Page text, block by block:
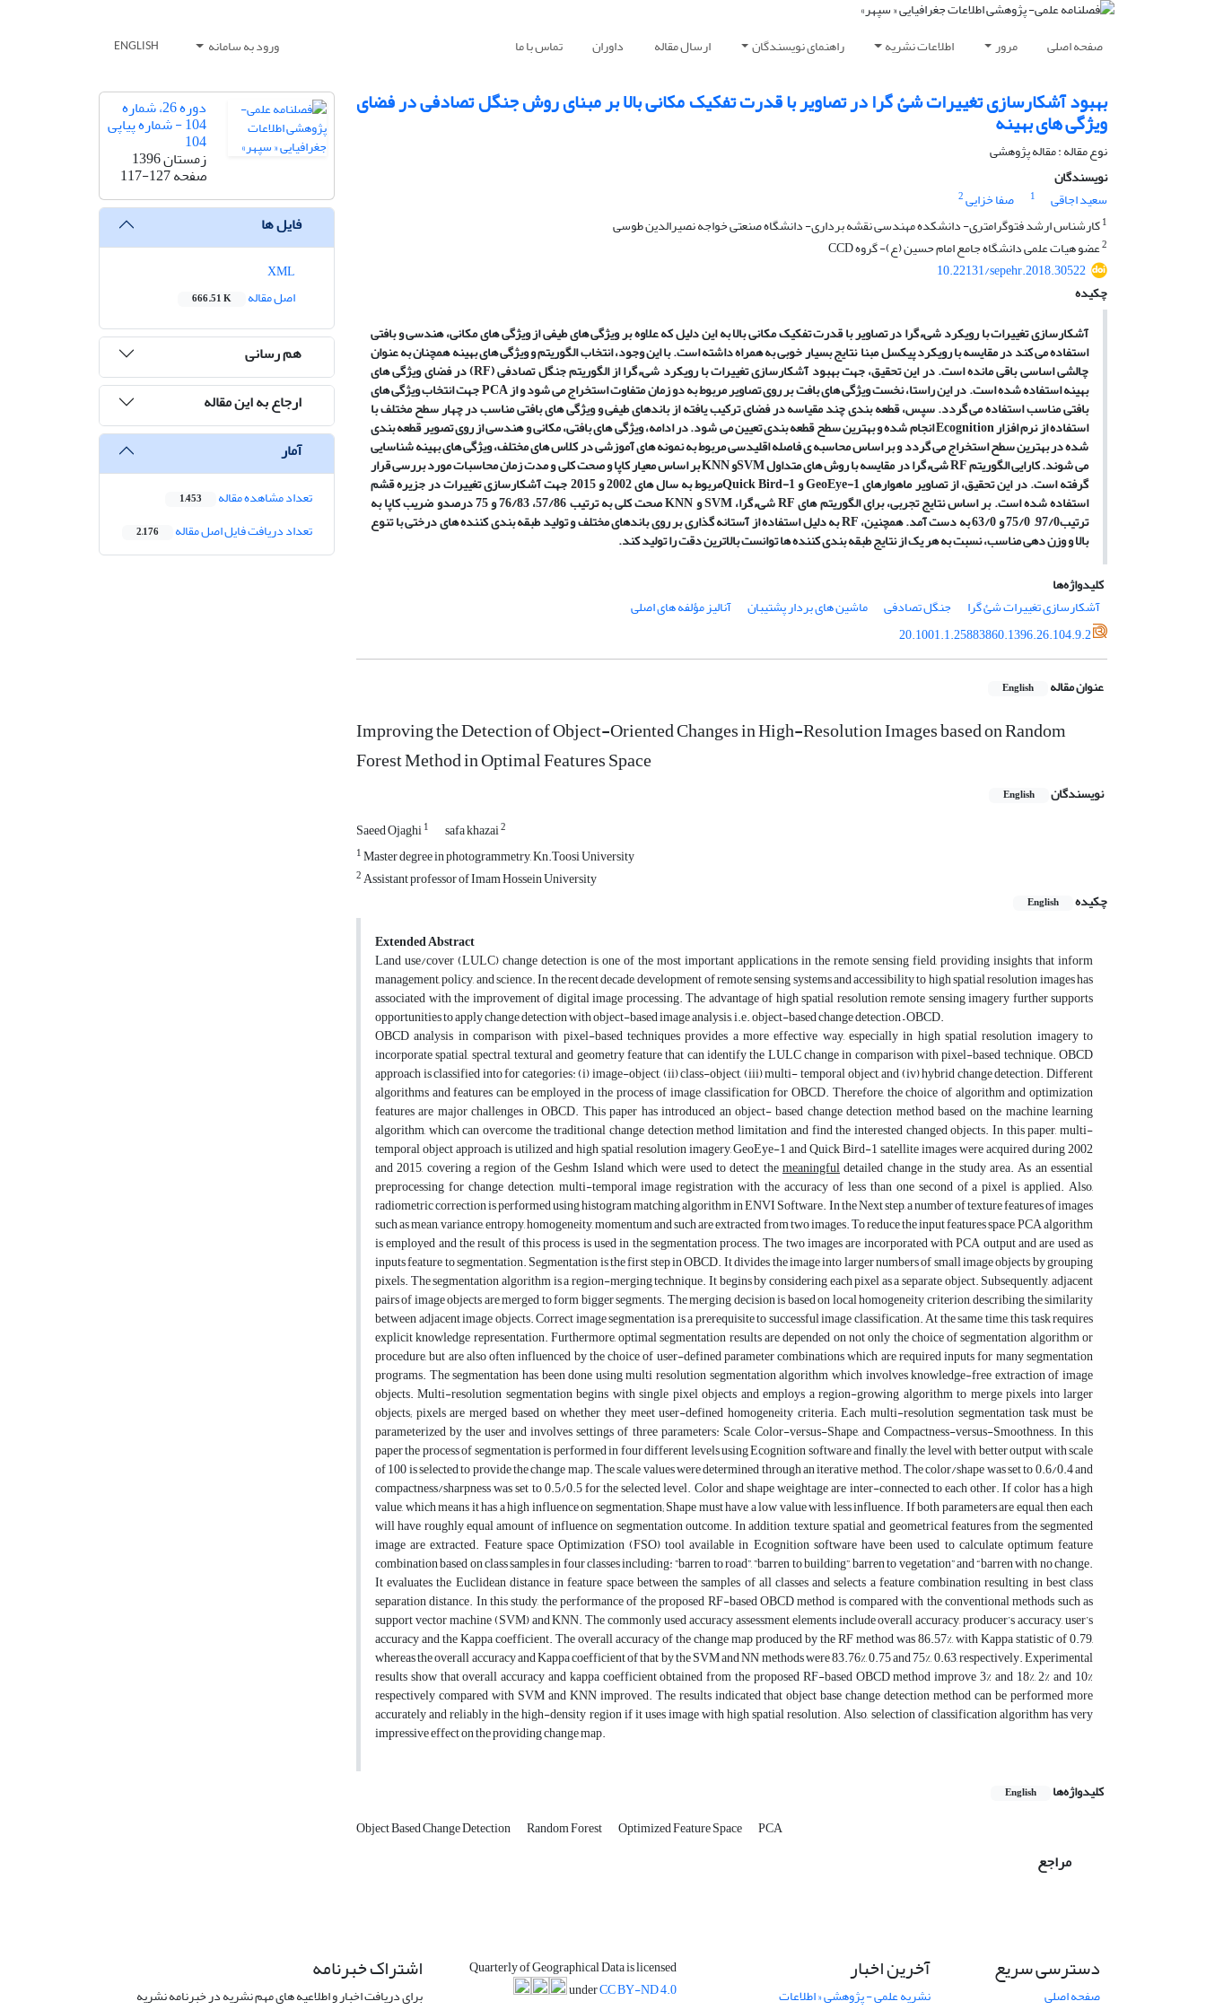
صفحه اصلی مرور اطلاعات نشریه راهنمای نویسندگان ارسال مقاله داوران تماس با ما ورود به سامانه ENGLISH
بهبود آشکارسازی تغییرات شئ گرا در تصاویر با قدرت تفکیک مکانی بالا بر مبنای روش جنگل تصادفی در فضای
ویژگی های بهینه
نوع مقاله : مقاله پژوهشی
نویسندگان
سعید اجاقی
1 صفا خزایی2
1کارشناس ارشد فتوگرامتری- دانشکده مهندسی نقشه برداری- دانشگاه صنعتی خواجه نصیرالدین طوسی
2عضو هیات علمی دانشگاه جامع امام حسین (ع)- گروه CCD
10.22131/sepehr.2018.30522
چکیده
آشکارسازی تغییرات با رویکرد شیءگرا در تصاویر با قدرت تفکیک مکانی بالا به این دلیل که علاوه بر ویژگی های طیفی از ویژگی های مکانی، هندسی و بافتی
استفاده می کند در مقایسه با رویکرد پیکسل مبنا نتایج بسیار خوبی به همراه داشته است. با این وجود، انتخاب الگوریتم و ویژگی های بهینه همچنان به عنوان
چالشی اساسی باقی مانده است. در این تحقیق، جهت بهبود آشکارسازی تغییرات با رویکرد شیءگرا از الگوریتم جنگل تصادفی (RF) در فضای ویژگی های
بهینه استفاده شده است. در این راستا، نخست ویژگی های بافت بر روی تصاویر مربوط به دو زمان متفاوت استخراج می شود و ازPCAجهت انتخاب ویژگی های
بافتی مناسب استفاده می گردد. سپس، قطعه بندی چند مقیاسه در فضای ترکیب یافته از باندهای طیفی و ویژگی های بافتی مناسب در چهار سطح مختلفبا
استفاده از نرم افزارEcognitionانجام شده و بهترین سطح قطعه بندی تعیین می شود. در ادامه، ویژگی های بافتی، مکانی و هندسی از روی تصویر قطعه بندی
شده در بهترین سطح استخراج می گردد و بر اساس محاسبه ی فاصله اقلیدسی مربوط به نمونه های آموزشی در کلاس های مختلف، ویژگی های بهینه شناسایی
می شوند. کارایی الگوریتمRFشیءگرا در مقایسه با روش های متداولSVMوKNNبر اساس معیار کاپا و صحت کلی و مدت زمان محاسبات مورد بررسی قرار
گرفته است. در این تحقیق، از تصاویر ماهوارهایGeoEye-1وQuick Bird-1 مربوط به سال های 2002 و 2015 جهت آشکارسازی تغییرات در جزیره قشم
استفاده شده است. بر اساس نتایج تجربی، برای الگوریتم هایRFشیءگرا،SVMوKNNصحت کلی به ترتیب 57/86، 76/83 و 75 درصد و ضریب کاپا به
ترتیب97/0, 75/0 و 63/0 به دست آمد. همچنین، RFبه دلیل استفاده از آستانه گذاری بر روی باندهای مختلف و تولید طبقه بندی کننده های درختی با تنوع
بالا و وزن دهی مناسب، نسبت به هر یک از نتایج طبقه بندی کننده ها توانست بالاترین دقت را تولید کند.
کلیدواژه‌ها
آشکارسازی تغییرات شئ گرا
جنگل تصادفی ماشین های بردار پشتیبان
آنالیز مؤلفه های اصلی
20.1001.1.25883860.1396.26.104.9.2
عنوان مقاله English
Improving the Detection of Object-Oriented Changes in High-Resolution Images based on Random
Forest Method in Optimal Features Space
نویسندگان English
Saeed Ojaghi1 safa khazai2
1Master degree in photogrammetry, Kn.Toosi University
2Assistant professor of Imam Hossein University
چکیده
English
Extended Abstract
Land use/cover (LULC) change detection is one of the most important applications in the remote sensing field, providing insights that inform
management, policy, and science. In the recent decade, development of remote sensing systems and accessibility to high spatial resolution images has
associated with the improvement of digital image processing. The advantage of high spatial resolution remote sensing imagery further supports
opportunities to apply change detection with object-based image analysis, i.e. object-based change detection – OBCD.
OBCD analysis in comparison with pixel-based techniques provides a more effective way, especially in high spatial resolution imagery to
incorporate spatial, spectral, textural and geometry feature that can identify the LULC change in comparison with pixel-based technique. OBCD
approach is classified into for categories: (i) image-object, (ii) class-object, (iii) multi- temporal object, and (iv) hybrid change detection. Different
algorithms and features can be employed in the process of image classification for OBCD. Therefore, the choice of algorithm and optimization
features are major challenges in OBCD. This paper has introduced an object- based change detection method based on the machine learning
algorithm, which can overcome the traditional change detection method limitation and find the interested changed objects. In this paper, multi-
temporal object approach is utilized and high spatial resolution imagery, GeoEye-1 and Quick Bird-1 satellite images were acquired during 2002
and 2015, covering a region of the Geshm Island which were used to detect themeaningfuldetailed change in the study area. As an essential
preprocessing for change detection, multi-temporal image registration with the accuracy of less than one second of a pixel is applied. Also,
radiometric correction is performed using histogram matching algorithm in ENVI Software. In the Next step, a number of texture features of images
such as mean, variance, entropy, homogeneity, momentum and such are extracted from two images. To reduce the input features space, PCA algorithm
is employed and the result of this process is used in the segmentation process. The two images are incorporated with PCA output and are used as
inputs feature to segmentation. Segmentation is the first step in OBCD. It divides the image into larger numbers of small image objects by grouping
pixels. The segmentation algorithm is a region-merging technique. It begins by considering each pixel as a separate object. Subsequently, adjacent
pairs of image objects are merged to form bigger segments. The merging decision is based on local homogeneity criterion, describing the similarity
between adjacent image objects. Correct image segmentation is a prerequisite to successful image classification. At the same time, this task requires
explicit knowledge representation. Furthermore, optimal segmentation results are depended on not only the choice of segmentation algorithm or
procedure, but are also often influenced by the choice of user-defined parameter combinations which are required inputs for many segmentation
programs. The segmentation has been done using multi resolution segmentation algorithm which involves knowledge-free extraction of image
objects. Multi-resolution segmentation begins with single pixel objects and employs a region-growing algorithm to merge pixels into larger
objects; pixels are merged based on whether they meet user-defined homogeneity criteria. Each multi-resolution segmentation task must be
parameterized by the user and involves settings of three parameters: Scale, Color-versus-Shape, and Compactness-versus-Smoothness. In this
paper the process of segmentation is performed in four different levels using Ecognition software and finally, the level with better output with scale
of 100 is selected to provide the change map. The scale values were determined through an iterative method. The color/shape was set to 0.6/0.4 and
compactness/sharpness was set to 0.5/0.5 for the selected level. Color and shape weightage are inter-connected to each other. If color has a high
value, which means it has a high influence on segmentation; Shape must have a low value with less influence. If both parameters are equal, then each
will have roughly equal amount of influence on segmentation outcome. In addition, texture, spatial and geometrical features from the segmented
image are extracted. Feature space Optimization (FSO) tool available in Ecognition software have been used to calculate optimum feature
combination based on class samples in four classes including: ”barren to road”, ”barren to building”, barren to vegetation” and “barren with no change.
It evaluates the Euclidean distance in feature space between the samples of all classes and selects a feature combination resulting in best class
separation distance. In this study, the performance of the proposed RF-based OBCD method is compared with the conventional methods such as
support vector machine (SVM) and KNN. The commonly used accuracy assessment elements include overall accuracy, producer’s accuracy, user’s
accuracy and the Kappa coefficient. The overall accuracy of the change map produced by the RF method was 86.57%, with Kappa statistic of 0.79,
whereas the overall accuracy and Kappa coefficient of that by the SVM and NN methods were 83.76%, 0.75 and 75%, 0.63, respectively. Experimental
results show that overall accuracy and kappa coefficient obtained from the proposed RF-based OBCD method improve 3% and 18%, 2% and 10%
respectively compared with SVM and KNN improved. The results indicated that object base change detection method can be performed more
accurately and reliably in the high-density region if it uses image with high spatial resolution. Also, selection of classification algorithm has very
impressive effect on the providing change map.
کلیدواژه‌ها English
Object Based Change Detection Random Forest Optimized Feature Space PCA
مراجع
دوره 26، شماره
104 - شماره پیاپی
104
زمستان 1396
صفحه117-127
فایل ها
اصل مقاله
666.51 K
هم رسانی
ارجاع به این مقاله
آمار
تعداد مشاهده مقاله 1,453
تعداد دریافت فایل اصل مقاله 2,176
دسترسی سریع
صفحه اصلی
آخرین اخبار
نشریه علمی - پژوهشی « اطلاعات
Quarterly of Geographical Data is licensed
underCC BY-ND 4.0
اشتراک خبرنامه
برای دریافت اخبار و اطلاعیه های مهم نشریه در خبرنامه نشریه